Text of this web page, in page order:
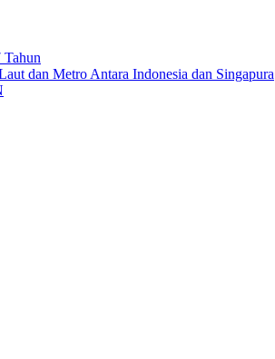
Tahun
dan Metro Antara Indonesia dan Singapura